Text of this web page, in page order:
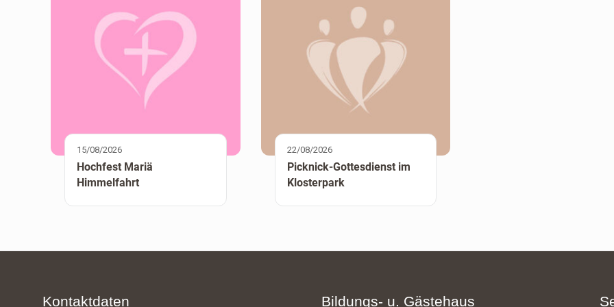
15/08/2026
Hochfest Mariä
Himmelfahrt
22/08/2026
Picknick-Gottesdienst im
Klosterpark
Kontaktdaten Bildungs- u. Gästehaus